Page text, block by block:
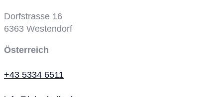
Dorfstrasse 16
6363 Westendorf
Österreich
+43 5334 6511